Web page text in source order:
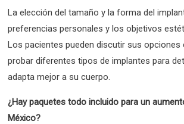
La elección del tamaño y la forma del
preferencias personales y los objetivos
Los pacientes pueden discutir sus opciones
probar diferentes tipos de implantes para
adapta mejor a su cuerpo.
¿Hay paquetes todo incluido para un
México?